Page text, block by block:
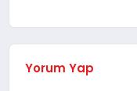
Yorum Yap